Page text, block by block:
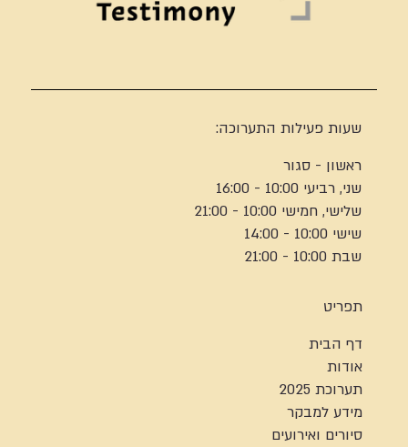
שעות פעילות התערוכה:
ראשון - סגור
שני, רביעי 10:00 - 16:00
שלישי, חמישי 10:00 - 21:00
שישי 10:00 - 14:00
שבת 10:00 - 21:00
תפריט
דף הבית
אודות
תערוכת 2025
מידע למבקר
סיורים ואירועים